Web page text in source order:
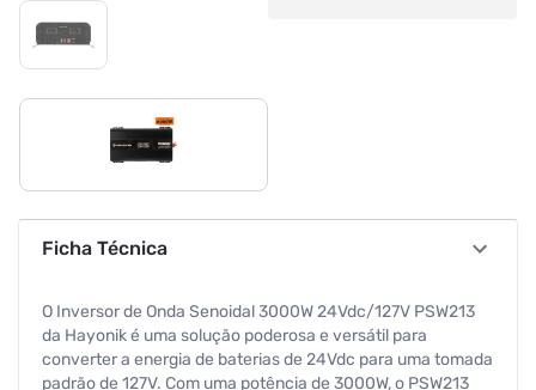
Ficha Técnica
O Inversor de Onda Senoidal 3000W 24Vdc/127V PSW213
da Hayonik é uma solução poderosa e versátil para
converter a energia de baterias de 24Vdc para uma tomada
padrão de 127V. Com uma potência de 3000W, o PSW213